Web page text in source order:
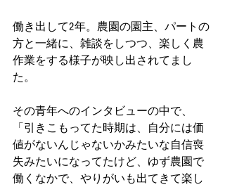
働き出して2年。農園の園主、パートの
方と一緒に、雑談をしつつ、楽しく農
作業をする様子が映し出されてまし
た。
その青年へのインタビューの中で、
「引きこもってた時期は、自分には価
値がないんじゃないかみたいな自信喪
失みたいになってたけど、ゆず農園で
働くなかで、やりがいも出てきて楽し